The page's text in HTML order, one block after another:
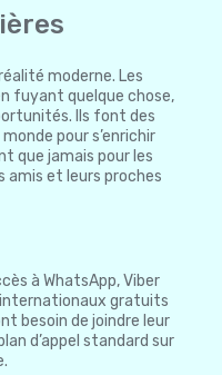
moderne. Les
fuyant quelque chose,
Ils font des
pour s’enrichir
que jamais pour les
amis et leurs proches
à WhatsApp, Viber
internationaux gratuits
besoin de joindre leur
d’appel standard sur